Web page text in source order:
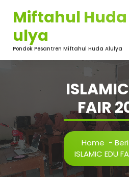
contentMiftahul
ulya
Pondok Pesantren Miftahul Huda Alulya
FAIR
Home -
ISLAMIC EDU